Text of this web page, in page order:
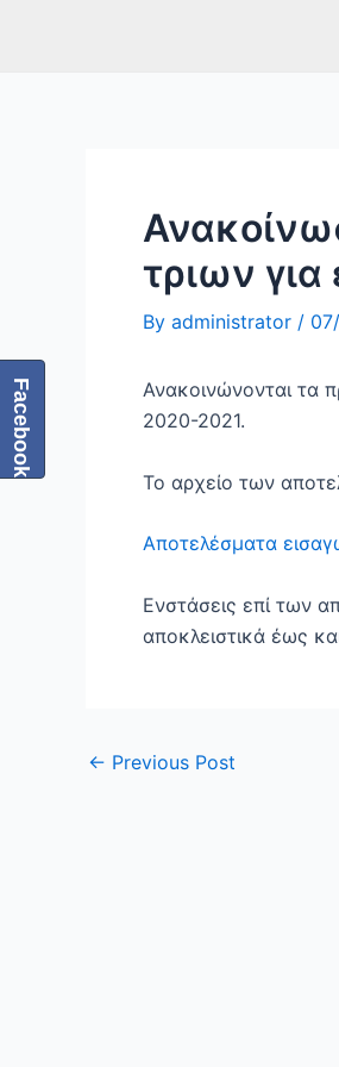
τριων
By administrator /
Ανακοινώνονται τα
2020-2021.
Το αρχείο των
Αποτελέσματα
Ενστάσεις επί των
αποκλειστικά έως
← Previous Post
Facebook